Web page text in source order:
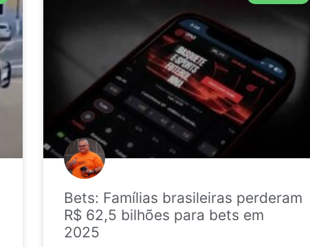
Bets: Famílias brasileiras perderam
R$ 62,5 bilhões para bets em
2025